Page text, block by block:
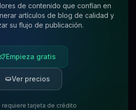
de contenido que confían en
artículos de blog de calidad y
su flujo de publicación.
Empieza gratis
Ver precios
requiere tarjeta de crédito